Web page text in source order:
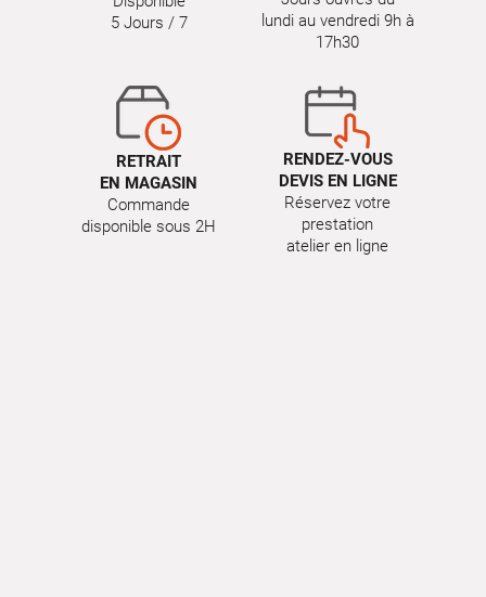
5 Jours / 7
lundi au vendredi 9h à
17h30
RETRAIT
EN MAGASIN
Commande
disponible sous 2H
RENDEZ-VOUS
DEVIS EN LIGNE
Réservez votre
prestation
atelier en ligne